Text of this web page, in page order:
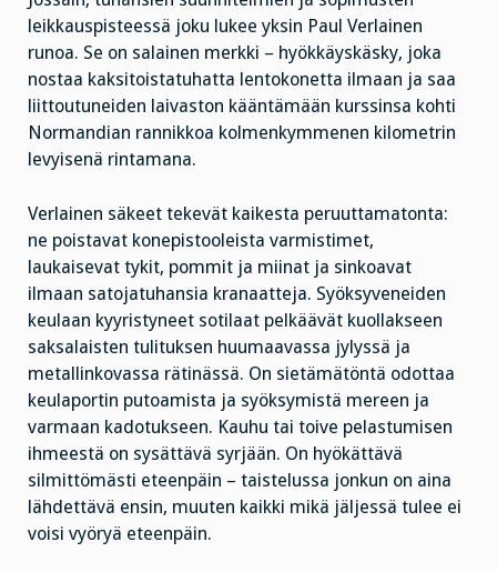
leikkauspisteessä joku lukee yksin Paul Verlainen
runoa. Se on salainen merkki – hyökkäyskäsky, joka
nostaa kaksitoistatuhatta lentokonetta ilmaan ja saa
liittoutuneiden laivaston kääntämään kurssinsa kohti
Normandian rannikkoa kolmenkymmenen kilometrin
levyisenä rintamana.
Verlainen säkeet tekevät kaikesta peruuttamatonta:
ne poistavat konepistooleista varmistimet,
laukaisevat tykit, pommit ja miinat ja sinkoavat
ilmaan satojatuhansia kranaatteja. Syöksyveneiden
keulaan kyyristyneet sotilaat pelkäävät kuollakseen
saksalaisten tulituksen huumaavassa jylyssä ja
metallinkovassa rätinässä. On sietämätöntä odottaa
keulaportin putoamista ja syöksymistä mereen ja
varmaan kadotukseen. Kauhu tai toive pelastumisen
ihmeestä on sysättävä syrjään. On hyökättävä
silmittömästi eteenpäin – taistelussa jonkun on aina
lähdettävä ensin, muuten kaikki mikä jäljessä tulee ei
voisi vyöryä eteenpäin.